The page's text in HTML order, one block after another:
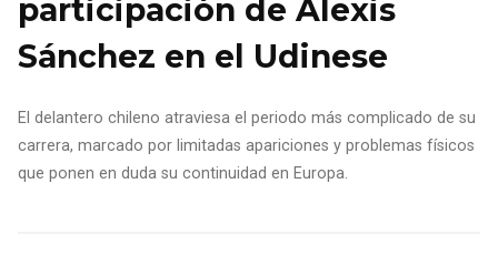
participación de Alexis
Sánchez en el Udinese
El delantero chileno atraviesa el periodo más complicado de su
carrera, marcado por limitadas apariciones y problemas físicos
que ponen en duda su continuidad en Europa.